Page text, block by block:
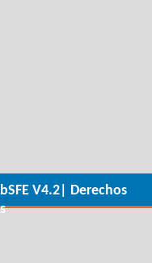
V4.2| Derechos